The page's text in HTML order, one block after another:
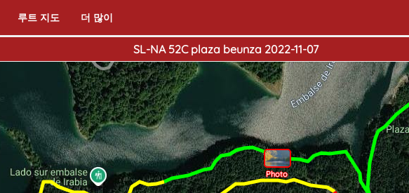
루트 지도 더 많이
SL-NA 52C plaza beunza 2022-11-07
Photo